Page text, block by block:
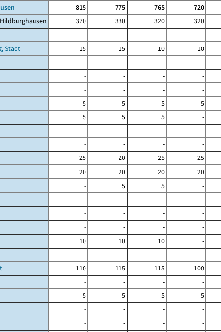
815 775 765 720
370 330 320 320
- - - -
Stadt
15 15 10 10
- - - -
- - - -
- - - -
5 5 5 5
5 5 5 -
- - - -
- - - -
25 20 25 25
20 20 20 20
- 5 5 -
- - - -
- - - -
- - - -
10 10 10 -
- - - -
110 115 115 100
- - - -
5 5 5 5
- - - -
- - - -